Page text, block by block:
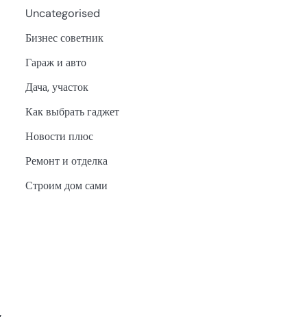
Uncategorised
Бизнес советник
Гараж и авто
Дача, участок
Как выбрать гаджет
Новости плюс
Ремонт и отделка
Строим дом сами